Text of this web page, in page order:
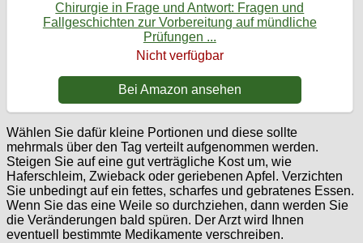
Chirurgie in Frage und Antwort: Fragen und
Fallgeschichten zur Vorbereitung auf mündliche
Prüfungen ...
Nicht verfügbar
Bei Amazon ansehen
Wählen Sie dafür kleine Portionen und diese sollte
mehrmals über den Tag verteilt aufgenommen werden.
Steigen Sie auf eine gut verträgliche Kost um, wie
Haferschleim, Zwieback oder geriebenen Apfel. Verzichten
Sie unbedingt auf ein fettes, scharfes und gebratenes Essen.
Wenn Sie das eine Weile so durchziehen, dann werden Sie
die Veränderungen bald spüren. Der Arzt wird Ihnen
eventuell bestimmte Medikamente verschreiben.